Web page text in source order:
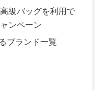
級バッグを利用で
ンペーン
ブランド一覧